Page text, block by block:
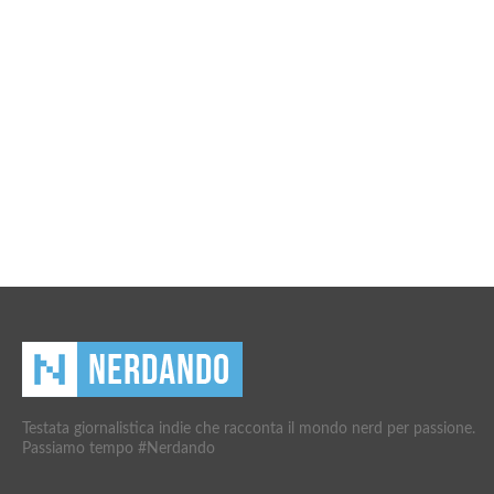
Testata giornalistica indie che racconta il mondo nerd per passione.
Passiamo tempo #Nerdando